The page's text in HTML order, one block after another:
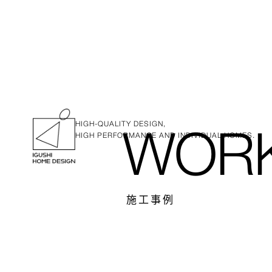
HIGH-QUALITY DESIGN,
HIGH PERFORMANCE AND INDIVIDUAL HOMES.
施工事例